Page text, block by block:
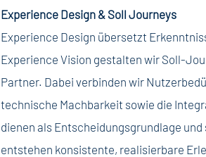
Experience Design & Soll Journeys
Experience Design übersetzt
Experience Vision gestalten wir Soll-
Partner. Dabei verbinden wir
technische Machbarkeit sowie die
dienen als Entscheidungsgrundlage
entstehen konsistente, realisierbare